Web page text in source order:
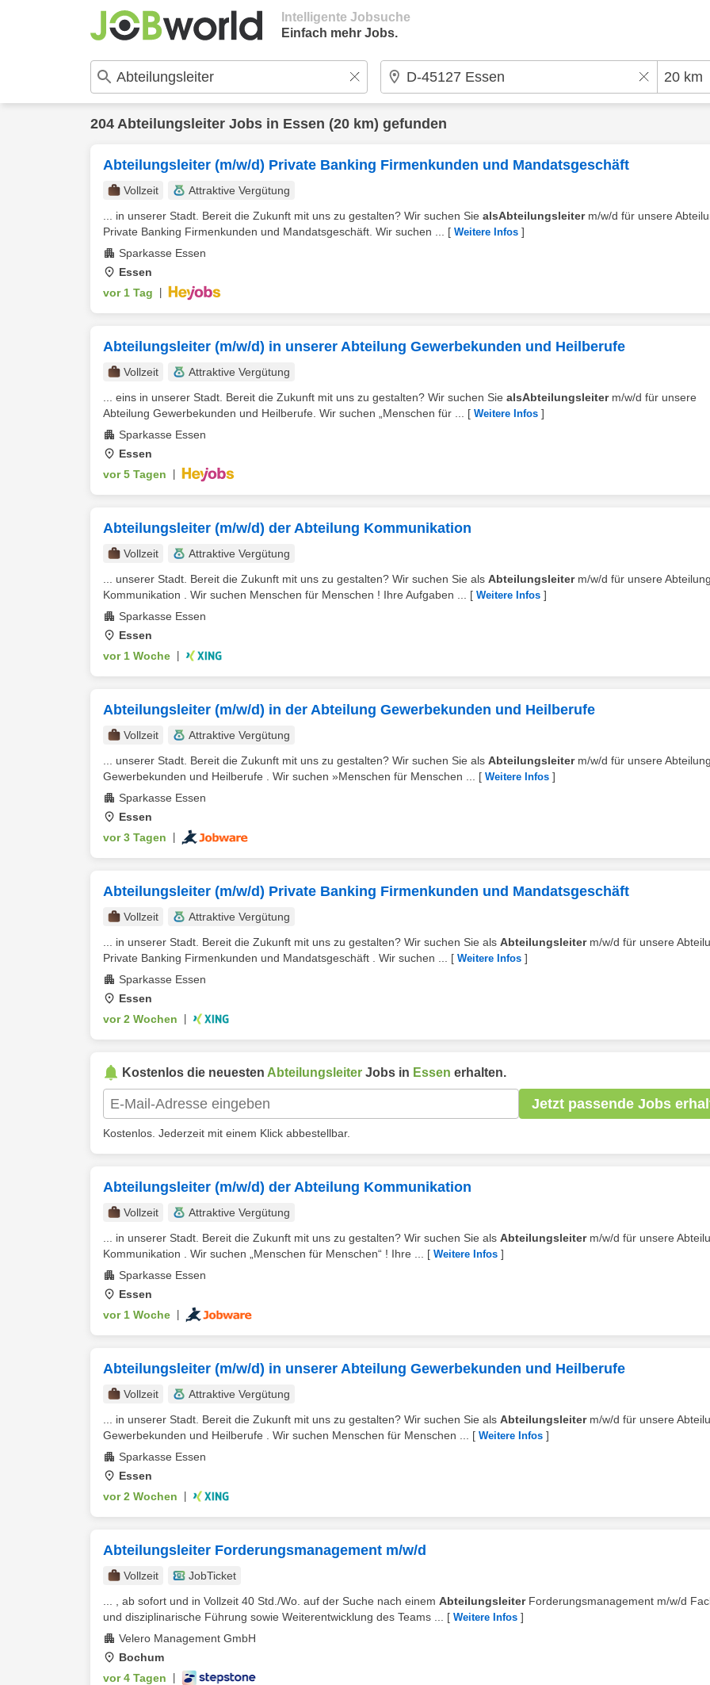
Intelligente Jobsuche
Einfach mehr Jobs.
204 Abteilungsleiter Jobs in Essen (20 km) gefunden
Abteilungsleiter (m/w/d) Private Banking Firmenkunden und Mandatsgeschäft
Vollzeit
Attraktive Vergütung
... in unserer Stadt. Bereit die Zukunft mit uns zu gestalten? Wir suchen Sie alsAbteilungsleiterm/w/d für unsere
Private Banking Firmenkunden und Mandatsgeschäft. Wir suchen ...
[ Weitere Infos ]
Sparkasse Essen
Essen
vor 1 Tag
Abteilungsleiter (m/w/d) in unserer Abteilung Gewerbekunden und Heilberufe
Vollzeit
Attraktive Vergütung
... eins in unserer Stadt. Bereit die Zukunft mit uns zu gestalten? Wir suchen Sie alsAbteilungsleiterm/w/d für unsere
Abteilung Gewerbekunden und Heilberufe. Wir suchen „Menschen für ...
[ Weitere Infos ]
Sparkasse Essen
Essen
vor 5 Tagen
Abteilungsleiter (m/w/d) der Abteilung Kommunikation
Vollzeit
Attraktive Vergütung
... unserer Stadt. Bereit die Zukunft mit uns zu gestalten? Wir suchen Sie als Abteilungsleiterm/w/d für unsere Abteilung
Kommunikation . Wir suchen Menschen für Menschen ! Ihre Aufgaben ...
[ Weitere Infos ]
Sparkasse Essen
Essen
vor 1 Woche
Abteilungsleiter (m/w/d) in der Abteilung Gewerbekunden und Heilberufe
Vollzeit
Attraktive Vergütung
... unserer Stadt. Bereit die Zukunft mit uns zu gestalten? Wir suchen Sie als Abteilungsleiterm/w/d für unsere Abteilung
Gewerbekunden und Heilberufe . Wir suchen »Menschen für Menschen ...
[ Weitere Infos ]
Sparkasse Essen
Essen
vor 3 Tagen
Abteilungsleiter (m/w/d) Private Banking Firmenkunden und Mandatsgeschäft
Vollzeit
Attraktive Vergütung
... in unserer Stadt. Bereit die Zukunft mit uns zu gestalten? Wir suchen Sie als Abteilungsleiterm/w/d für unsere
Private Banking Firmenkunden und Mandatsgeschäft . Wir suchen ...
[ Weitere Infos ]
Sparkasse Essen
Essen
vor 2 Wochen
Kostenlos die neuesten Abteilungsleiter Jobs in Essen erhalten.
Jetzt passende Jobs
Kostenlos. Jederzeit mit einem Klick abbestellbar.
Abteilungsleiter (m/w/d) der Abteilung Kommunikation
Vollzeit
Attraktive Vergütung
... in unserer Stadt. Bereit die Zukunft mit uns zu gestalten? Wir suchen Sie als Abteilungsleiterm/w/d für unsere
Kommunikation . Wir suchen „Menschen für Menschen“ ! Ihre ...
[ Weitere Infos ]
Sparkasse Essen
Essen
vor 1 Woche
Abteilungsleiter (m/w/d) in unserer Abteilung Gewerbekunden und Heilberufe
Vollzeit
Attraktive Vergütung
... in unserer Stadt. Bereit die Zukunft mit uns zu gestalten? Wir suchen Sie als Abteilungsleiterm/w/d für unsere
Gewerbekunden und Heilberufe . Wir suchen Menschen für Menschen ...
[ Weitere Infos ]
Sparkasse Essen
Essen
vor 2 Wochen
Abteilungsleiter Forderungsmanagement m/w/d
Vollzeit
JobTicket
... , ab sofort und in Vollzeit 40 Std./Wo. auf der Suche nach einem AbteilungsleiterForderungsmanagement m/w/d
und disziplinarische Führung sowie Weiterentwicklung des Teams ...
[ Weitere Infos ]
Velero Management GmbH
Bochum
vor 4 Tagen